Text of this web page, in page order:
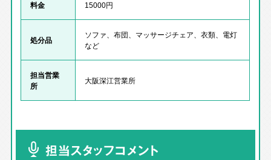
料金 15000円
処分品
ソファ、布団、マッサージチェア、衣類、電灯
など
担当営業
所
大阪深江営業所
担当スタッフコメント